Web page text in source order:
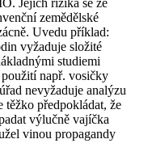
zemědělské
Uvedu příklad:
vyžaduje složité
studiemi
např. vosičky
nevyžaduje analýzu
těžko předpokládat, že
výlučně vajíčka
vinou propagandy